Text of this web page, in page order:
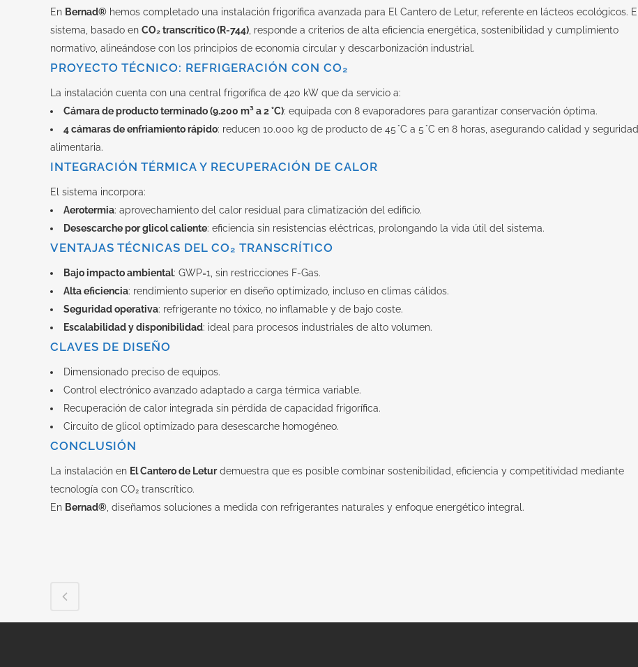
En Bernad® hemos completado una instalación frigorífica avanzada para El Cantero de Letur, referente en lácteos ecológicos. El
sistema, basado en CO₂ transcrítico (R-744) , responde a criterios de alta eficiencia energética, sostenibilidad y cumplimiento
normativo, alineándose con los principios de economía circular y descarbonización industrial.
PROYECTO TÉCNICO: REFRIGERACIÓN CON CO₂
La instalación cuenta con una central frigorífica de 420 kW que da servicio a:
Cámara de producto terminado (9.200 m³ a 2 °C): equipada con 8 evaporadores para garantizar conservación óptima.
4 cámaras de enfriamiento rápido: reducen 10.000 kg de producto de 45 °C a 5 °C en 8 horas, asegurando calidad y seguridad
alimentaria.
INTEGRACIÓN TÉRMICA Y RECUPERACIÓN DE CALOR
El sistema incorpora:
Aerotermia: aprovechamiento del calor residual para climatización del edificio.
Desescarche por glicol caliente: eficiencia sin resistencias eléctricas, prolongando la vida útil del sistema.
VENTAJAS TÉCNICAS DEL CO₂ TRANSCRÍTICO
Bajo impacto ambiental: GWP=1, sin restricciones F-Gas.
Alta eficiencia: rendimiento superior en diseño optimizado, incluso en climas cálidos.
Seguridad operativa: refrigerante no tóxico, no inflamable y de bajo coste.
Escalabilidad y disponibilidad: ideal para procesos industriales de alto volumen.
CLAVES DE DISEÑO
Dimensionado preciso de equipos.
Control electrónico avanzado adaptado a carga térmica variable.
Recuperación de calor integrada sin pérdida de capacidad frigorífica.
Circuito de glicol optimizado para desescarche homogéneo.
CONCLUSIÓN
La instalación en El Cantero de Leturdemuestra que es posible combinar sostenibilidad, eficiencia y competitividad mediante
tecnología con CO₂ transcrítico.
En Bernad® , diseñamos soluciones a medida con refrigerantes naturales y enfoque energético integral.